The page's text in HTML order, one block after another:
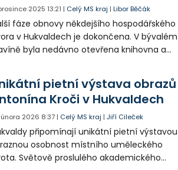
2025 13:21 | Celý MS kraj |Libor Běčák
fáze obnovy někdejšího hospodářského
v Hukvaldech je dokončena. V bývalém
byla nedávno otevřena knihovna a
pietní výstava obrazů
Kroči v Hukvaldech
února 2026 8:37 | Celý MS kraj |Jiří Cileček
připomínají unikátní pietní výstavou
osobnost místního uměleckého
Světově proslulého akademického